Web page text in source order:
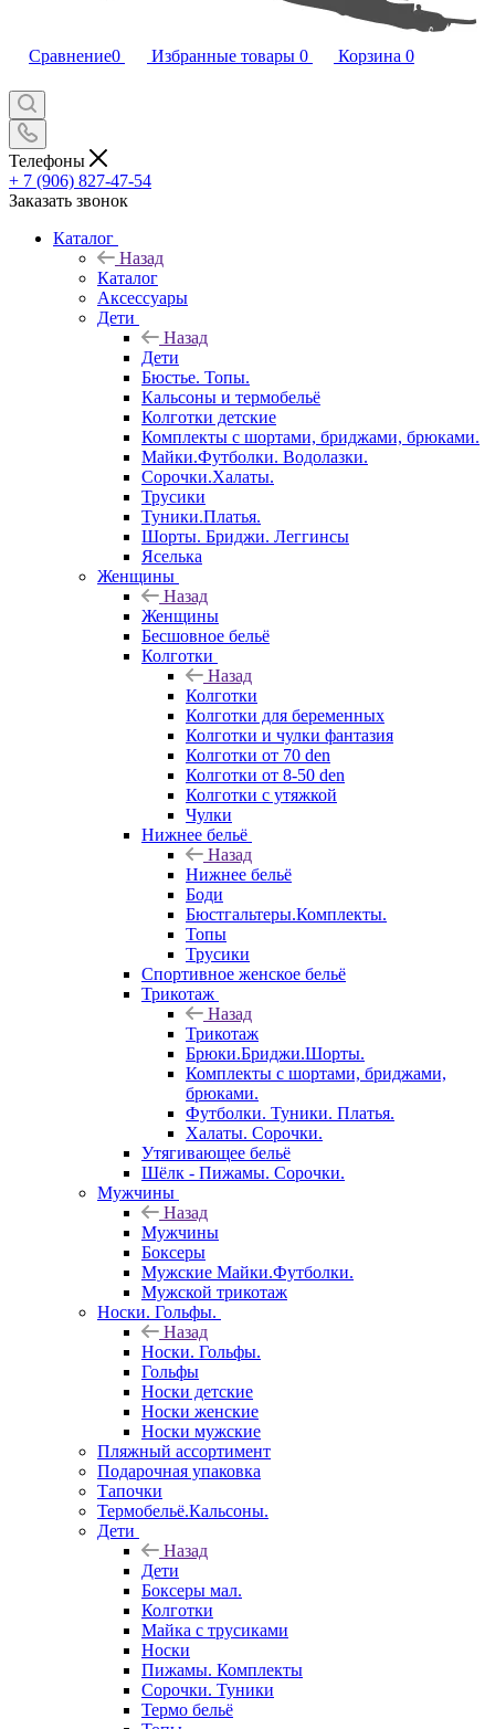
Сравнение0 Избранные товары 0 Корзина 0
Телефоны
+ 7 (906) 827-47-54
Заказать звонок
Каталог
Назад
Каталог
Аксессуары
Дети
Назад
Дети
Бюстье. Топы.
Кальсоны и термобельё
Колготки детские
Комплекты с шортами, бриджами, брюками.
Майки.Футболки. Водолазки.
Сорочки.Халаты.
Трусики
Туники.Платья.
Шорты. Бриджи. Леггинсы
Яселька
Женщины
Назад
Женщины
Бесшовное бельё
Колготки
Назад
Колготки
Колготки для беременных
Колготки и чулки фантазия
Колготки от 70 den
Колготки от 8-50 den
Колготки с утяжкой
Чулки
Нижнее бельё
Назад
Нижнее бельё
Боди
Бюстгальтеры.Комплекты.
Топы
Трусики
Спортивное женское бельё
Трикотаж
Назад
Трикотаж
Брюки.Бриджи.Шорты.
Комплекты с шортами, бриджами,
брюками.
Футболки. Туники. Платья.
Халаты. Сорочки.
Утягивающее бельё
Шёлк - Пижамы. Сорочки.
Мужчины
Назад
Мужчины
Боксеры
Мужские Майки.Футболки.
Мужской трикотаж
Носки. Гольфы.
Назад
Носки. Гольфы.
Гольфы
Носки детские
Носки женские
Носки мужские
Пляжный ассортимент
Подарочная упаковка
Тапочки
Термобельё.Кальсоны.
Дети
Назад
Дети
Боксеры мал.
Колготки
Майка с трусиками
Носки
Пижамы. Комплекты
Сорочки. Туники
Термо бельё